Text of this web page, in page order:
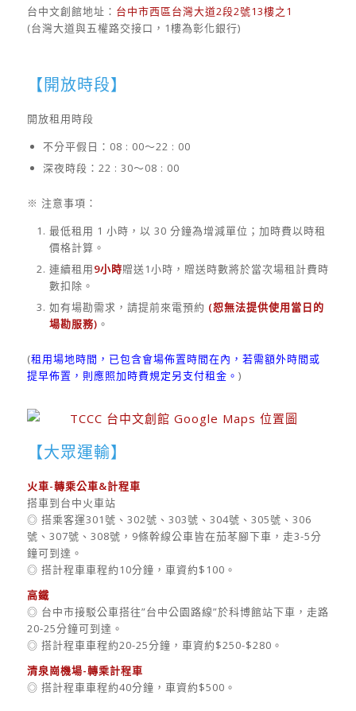
台中文創館地址： 台中市西區台灣大道2段2號13樓之1
(台灣大道與五權路交接口，1樓為彰化銀行)
【開放時段】
開放租用時段
不分平假日：08 : 00～22 : 00
深夜時段：22 : 30～08 : 00
※ 注意事項：
最低租用 1 小時，以 30 分鐘為增減單位；加時費以時租
價格計算。
連續租用9小時贈送1小時，贈送時數將於當次場租計費時
數扣除。
如有場勘需求，請提前來電預約 (恕無法提供使用當日的
場勘服務) 。
(租用場地時間，已包含會場佈置時間在內，若需額外時間或
提早佈置，則應照加時費規定另支付租金。 )
【大眾運輸】
火車-轉乘公車&計程車
搭車到台中火車站
◎ 搭乘客運301號、302號、303號、304號、305號、306
號、307號、308號，9條幹線公車皆在茄苳腳下車，走3-5分
鐘可到達。
◎ 搭計程車車程約10分鐘，車資約$100。
高鐵
◎ 台中市接駁公車搭往”台中公園路線”於科博館站下車，走路
20-25分鐘可到達。
◎ 搭計程車車程約20-25分鐘，車資約$250-$280。
清泉崗機場-轉乘計程車
◎ 搭計程車車程約40分鐘，車資約$500。